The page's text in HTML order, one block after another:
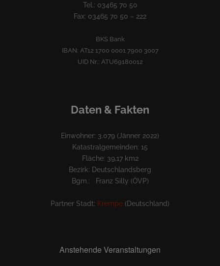
Tel.: 03465 70 50
Fax: 03465 70 50 – 222
BKS Bank
IBAN: AT12 1700 0001 7900 3007
UID Nr.: ATU69180012
Daten & Fakten
Einwohner: 3.079 (Jänner 2022)
Katastralgemeinden: 15
Fläche: 39,17 km2
Bezirk: Deutschlandsberg
Bgm.: Franz Silly (ÖVP)
Partner Stadt: Krempe (Deutschland)
Anstehende Veranstaltungen